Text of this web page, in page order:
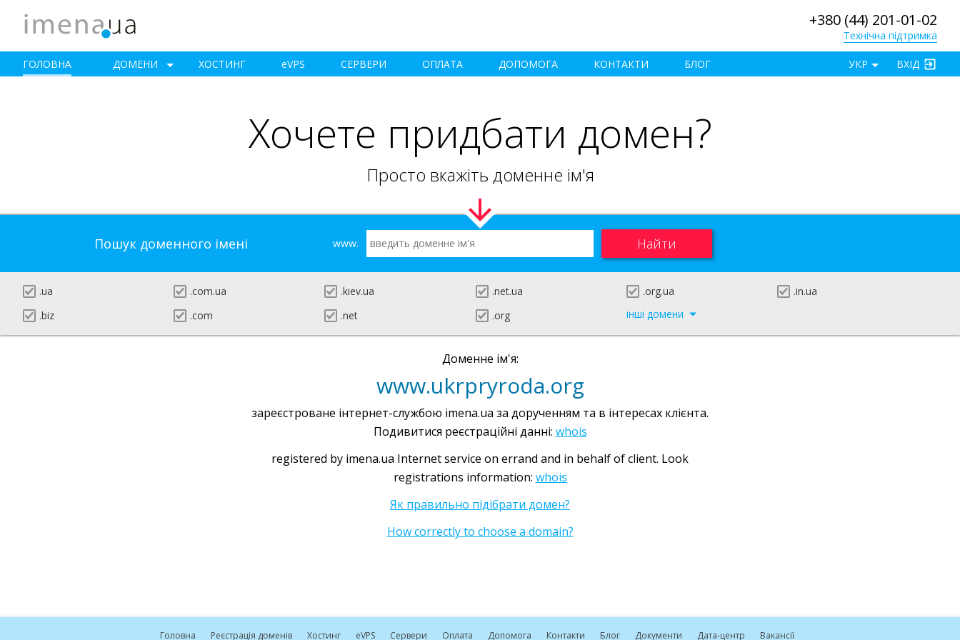
+380 (44) 201-01-02
Технічна підтримка
ГОЛОВНА ДОМЕНИ ХОСТИНГ eVPS СЕРВЕРИ ОПЛАТА ДОПОМОГА КОНТАКТИ БЛОГ ВХІД
УКР
Хочете придбати домен?
Просто вкажіть доменне ім'я
Пошук доменного імені www.
.ua .com.ua .kiev.ua .net.ua .org.ua
.in.ua
.biz
.com .net .org інші домени
Доменне ім'я:
www.ukrpryroda.org
зареєстроване інтернет-службою imena.ua за дорученням та в інтересах клієнта.
Подивитися реєстраційні данні: whois
registered by imena.ua Internet service on errand and in behalf of client. Look
registrations information: whois
Як правильно підібрати домен?
How correctly to choose a domain?
Головна Реєстрація доменів Хостинг eVPS Сервери Оплата Допомога Контакти Блог Документи Дата-центр Вакансії